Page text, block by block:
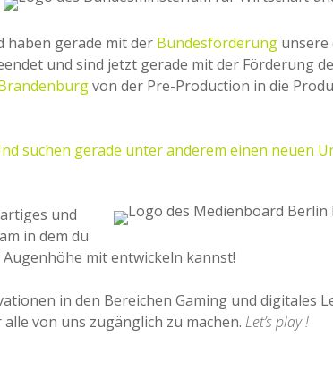
haben gerade mit der Bundesförderungunsere
und sind jetzt gerade mit der Förderung
von der Pre-Production in die
suchen gerade unter anderem einen neuen
und
in dem du
mit entwickeln kannst!
in den Bereichen Gaming und digitales
von uns zugänglich zu machen. Let’s play !